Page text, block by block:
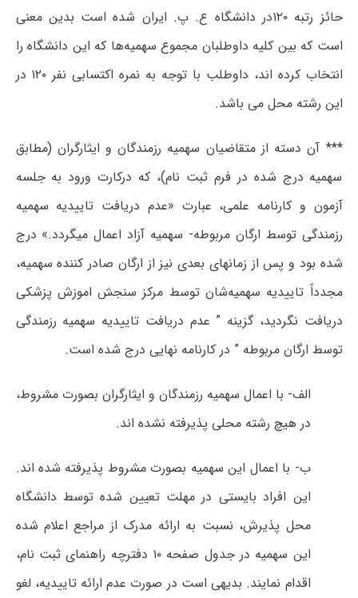
حائز رتبه ۱۲۰در دانشگاه ع. پ. ایران شده است بدین معنی
است که بین کلیه داوطلبان مجموع سهمیه‌ها که این دانشگاه را
انتخاب کرده اند، داوطلب با توجه به نمره اکتسابی نفر ۱۲۰ در
این رشته محل می باشد.
*** آن دسته از متقاضیان سهمیه رزمندگان و ایثارگران (مطابق
سهمیه درج شده در فرم ثبت نام)، که درکارت ورود به جلسه
آزمون و کارنامه علمی، عبارت «عدم دریافت تاییدیه سهمیه
رزمندگی توسط ارگان مربوطه- سهمیه آزاد اعمال میگردد.» درج
شده بود و پس از زمانهای بعدی نیز از ارگان صادر کننده سهمیه،
مجدداً تاییدیه سهمیه‌شان توسط مرکز سنجش اموزش پزشکی
دریافت نگردید، گزینه ” عدم دریافت تاییدیه سهمیه رزمندگی
توسط ارگان مربوطه ” در کارنامه نهایی درج شده است.
الف- با اعمال سهمیه رزمندگان و ایثارگران بصورت مشروط،
در هیچ رشته محلی پذیرفته نشده اند.
ب- با اعمال این سهمیه بصورت مشروط پذیرفته شده اند.
این افراد بایستی در مهلت تعیین شده توسط دانشگاه
محل پذیرش، نسبت به ارائه مدرک از مراجع اعلام شده
این سهمیه در جدول صفحه ۱۰ دفترچه راهنمای ثبت نام،
اقدام نمایند. بدیهی است در صورت‌ عدم ارائه تاییدیه، لغو